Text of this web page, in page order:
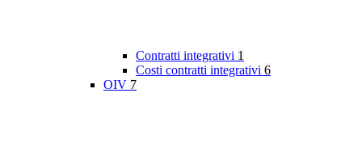
Contratti integrativi 1
Costi contratti integrativi 6
OIV 7